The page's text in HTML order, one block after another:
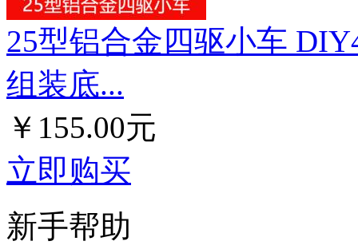
25型铝合金四驱小车
组装底...
￥155.00元
立即购买
新手帮助